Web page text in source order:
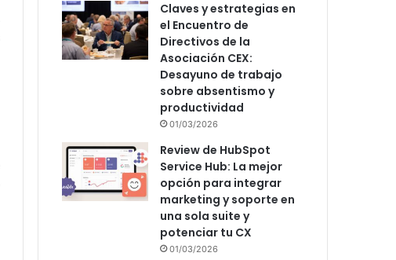
Claves y estrategias en
el Encuentro de
Directivos de la
Asociación CEX:
Desayuno de trabajo
sobre absentismo y
productividad
01/03/2026
Review de HubSpot
Service Hub: La mejor
opción para integrar
marketing y soporte en
una sola suite y
potenciar tu CX
01/03/2026